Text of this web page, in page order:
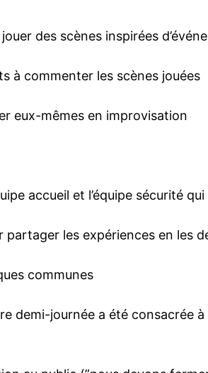
des scènes inspirées
à commenter les scènes jouées
eux-mêmes en improvisation
accueil et l’équipe sécurité
les expériences en les
communes
demi-journée a été consacrée